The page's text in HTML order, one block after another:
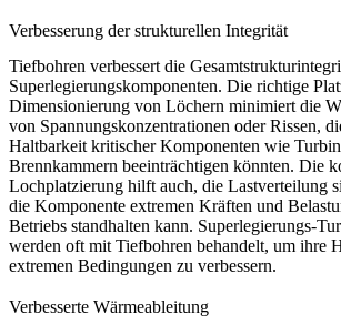
Verbesserung der strukturellen Integrität
Tiefbohren verbessert die
Superlegierungskomponenten. Die richtige
Dimensionierung von Löchern minimiert die
von Spannungskonzentrationen oder Rissen,
Haltbarkeit kritischer Komponenten wie
Brennkammern beeinträchtigen könnten. Die
Lochplatzierung hilft auch, die Lastverteilung
die Komponente extremen Kräften und
Betriebs standhalten kann. Superlegierungs-
werden oft mit Tiefbohren behandelt, um ihre
extremen Bedingungen zu verbessern.
Verbesserte Wärmeableitung